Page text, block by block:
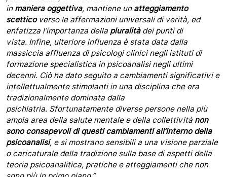
inmaniera oggettiva, mantiene unatteggiamento
scetticoverso le affermazioni universali di verità, ed
enfatizza l’importanza della pluralitàdei punti di
vista. Infine, ulteriore influenza è stata data dalla
massiccia affluenza di psicologi clinici negli istituti di
formazione specialistica in psicoanalisi negli ultimi
decenni. Ciò ha dato seguito a cambiamenti significativi e
intellettualmente stimolanti in una disciplina che era
tradizionalmente dominata dalla
psichiatria. Sfortunatamente diverse persone nella più
ampia area della salute mentale e della collettività non
sono consapevoli di questi cambiamenti all’interno della
psicoanalisi, e si mostrano sensibili a una visione parziale
o caricaturale della tradizione sulla base di aspetti della
teoria psicoanalitica, pratiche e atteggiamenti che non